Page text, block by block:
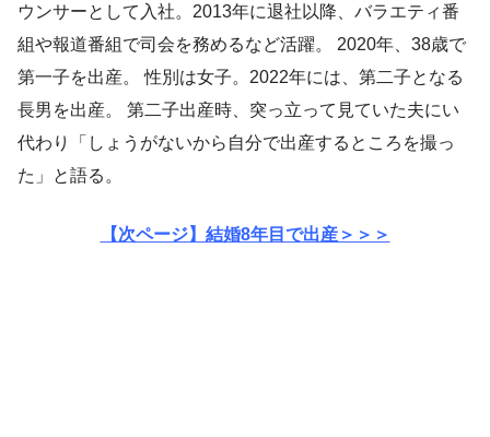
ウンサーとして入社。2013年に退社以降、バラエティ番
組や報道番組で司会を務めるなど活躍。 2020年、38歳で
第一子を出産。 性別は女子。2022年には、第二子となる
長男を出産。 第二子出産時、突っ立って見ていた夫にい
代わり「しょうがないから自分で出産するところを撮っ
た」と語る。
【次ページ】結婚8年目で出産＞＞＞